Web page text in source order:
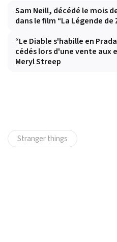
Sam Neill, décédé le mois
dans le film “La Légende de
“Le Diable s'habille en
cédés lors d'une vente aux
Meryl Streep
Stranger things